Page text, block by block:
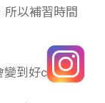
所以補習時間
變到好chur。